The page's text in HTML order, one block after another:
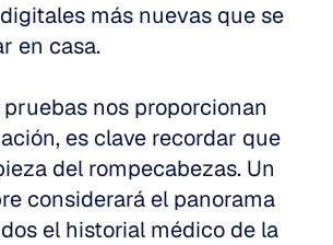
más nuevas que se
en casa.
nos proporcionan
es clave recordar que
del rompecabezas. Un
considerará el panorama
el historial médico de la